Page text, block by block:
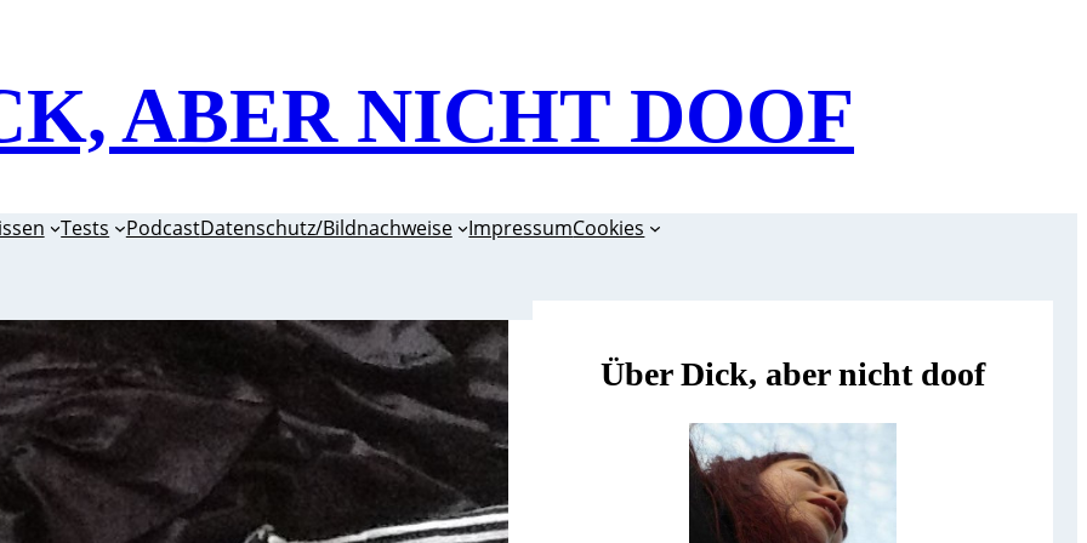
ABER NICHT DOOF
Tests PodcastDatenschutz/Bildnachweise ImpressumCookies
Über Dick, aber nicht doof